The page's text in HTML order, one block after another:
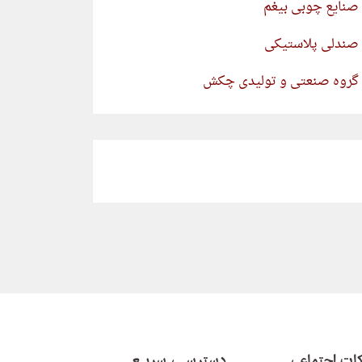
صنایع چوبی بیغم
صندلی پلاستیکی
گروه صنعتی و تولیدی چکش